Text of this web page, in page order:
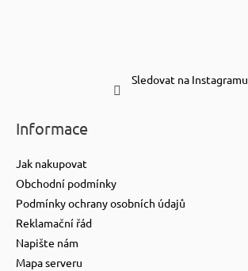
Sledovat na Instagramu
Informace
Jak nakupovat
Obchodní podmínky
Podmínky ochrany osobních údajů
Reklamační řád
Napište nám
Mapa serveru